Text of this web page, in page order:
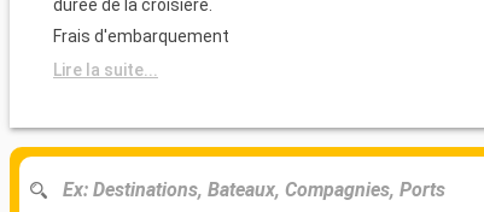
durée de la croisière.
Frais d'embarquement
Lire la suite...